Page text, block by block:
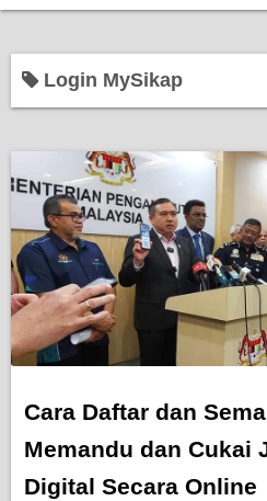
Login MySikap
Cara Daftar dan
Memandu dan Cukai
Digital Secara Online